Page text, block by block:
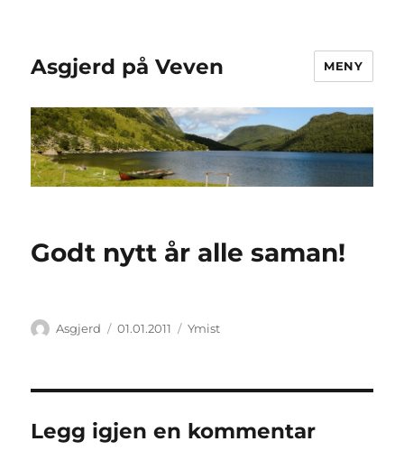
Asgjerd på Veven MENY
Godt nytt år alle saman!
Forfatter
Asgjerd Publisert
01.01.2011 Kategorier
Ymist
Legg igjen en kommentar